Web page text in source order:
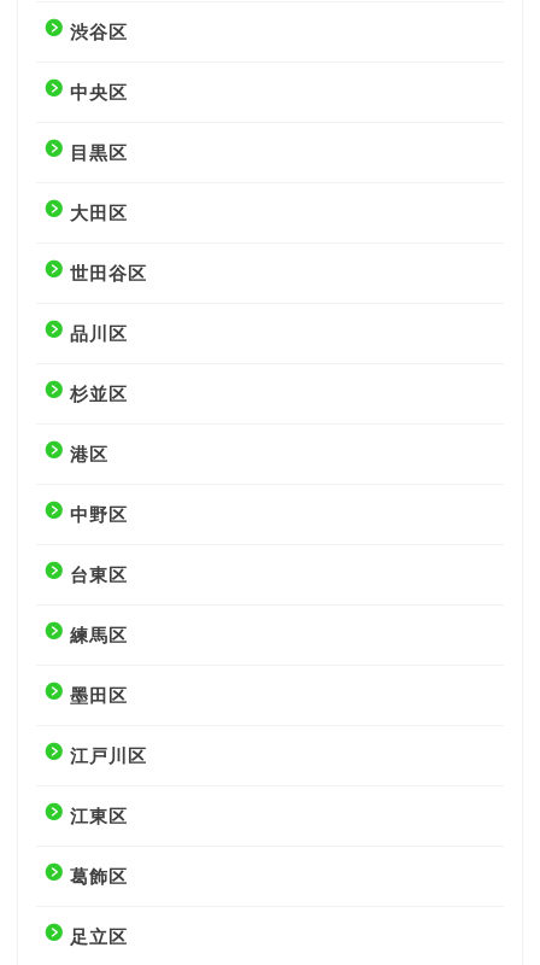
渋谷区
中央区
目黒区
大田区
世田谷区
品川区
杉並区
港区
中野区
台東区
練馬区
墨田区
江戸川区
江東区
葛飾区
足立区